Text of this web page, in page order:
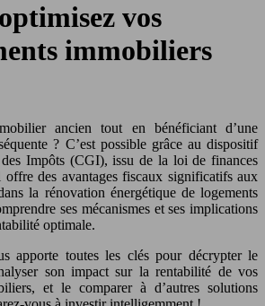
vos
immobiliers
ancien tout en bénéficiant d’une
? C’est possible grâce au dispositif
Impôts (CGI), issu de la loi de finances
des avantages fiscaux significatifs aux
la rénovation énergétique de logements
ses mécanismes et ses implications
optimale.
apporte toutes les clés pour décrypter le
son impact sur la rentabilité de vos
et le comparer à d’autres solutions